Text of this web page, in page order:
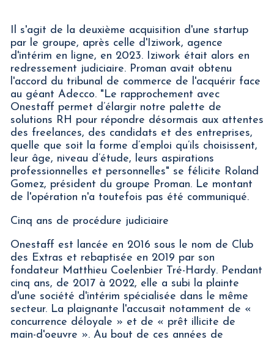
Il s'agit de la deuxième acquisition d'une startup
par le groupe, après celle d'Iziwork, agence
d'intérim en ligne, en 2023. Iziwork était alors en
redressement judiciaire. Proman avait obtenu
l'accord du tribunal de commerce de l'acquérir face
au géant Adecco. "Le rapprochement avec
Onestaff permet d’élargir notre palette de
solutions RH pour répondre désormais aux attentes
des freelances, des candidats et des entreprises,
quelle que soit la forme d’emploi qu’ils choisissent,
leur âge, niveau d’étude, leurs aspirations
professionnelles et personnelles" se félicite Roland
Gomez, président du groupe Proman. Le montant
de l'opération n'a toutefois pas été communiqué.
Cinq ans de procédure judiciaire
Onestaff est lancée en 2016 sous le nom de Club
des Extras et rebaptisée en 2019 par son
fondateur Matthieu Coelenbier Tré-Hardy. Pendant
cinq ans, de 2017 à 2022, elle a subi la plainte
d'une société d'intérim spécialisée dans le même
secteur. La plaignante l'accusait notamment de «
concurrence déloyale » et de « prêt illicite de
main-d'oeuvre ». Au bout de ces années de